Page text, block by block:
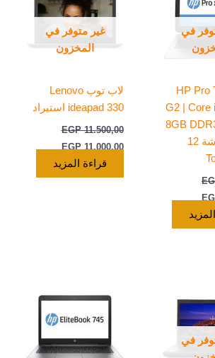
في
HP Pro
G2 | Core
8GB
SSD | شاشة 12
غير متوفر في
المخزون
لاب توب Lenovo
ideapad 330 استيراد
EGP11.500,00
EGP11.000,00
قراءة المزيد
في